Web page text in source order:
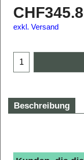
CHF
exkl. Versand
Beschreibung